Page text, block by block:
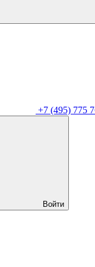
+7 (495) 775
Войти